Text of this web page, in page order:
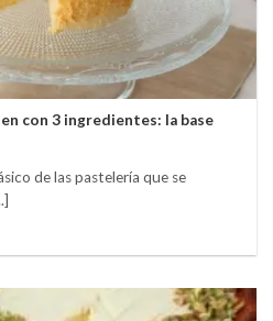
con 3 ingredientes: la base
de las pastelería que se